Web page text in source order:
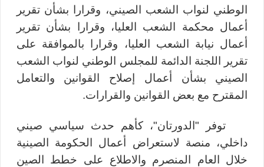
الوطني لنواب الشعب الصيني، وقرارا بشأن تقرير
أعمال محكمة الشعب العليا، وقرارا بشأن تقرير
أعمال نيابة الشعب العليا، وقرارا بالموافقة على
تقرير اللجنة الدائمة للمجلس الوطني لنواب الشعب
الصيني بشأن أعمال إصلاح القوانين والتعامل
المقترح مع بعض القوانين والقرارات.
توفر "الدورتان"، كأهم حدث سياسي صيني
داخلي، منصة لاستعراض أعمال الحكومة الصينية
خلال العام المنصرم والاطلاع على خطط الصين